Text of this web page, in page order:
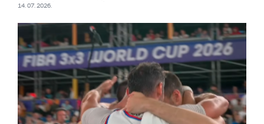
14. 07. 2026.